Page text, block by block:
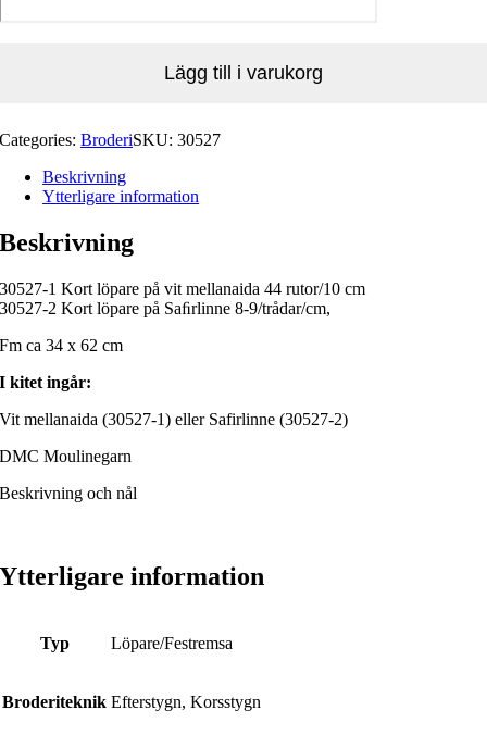
Lägg till i varukorg
Categories:BroderiSKU:30527
Beskrivning
Ytterligare information
Beskrivning
30527-1 Kort löpare på vit mellanaida 44 rutor/10 cm
30527-2 Kort löpare på Saﬁrlinne 8-9/trådar/cm,
Fm ca 34 x 62 cm
I kitet ingår:
Vit mellanaida (30527-1) eller Safirlinne (30527-2)
DMC Moulinegarn
Beskrivning och nål
Ytterligare information
Typ Löpare/Festremsa
Broderiteknik Efterstygn, Korsstygn